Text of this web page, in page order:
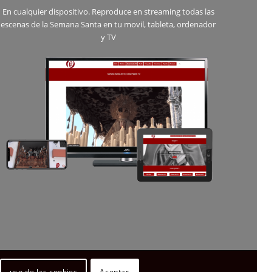
En cualquier dispositivo. Reproduce en streaming todas las
escenas de la Semana Santa en tu movil, tableta, ordenador
y TV